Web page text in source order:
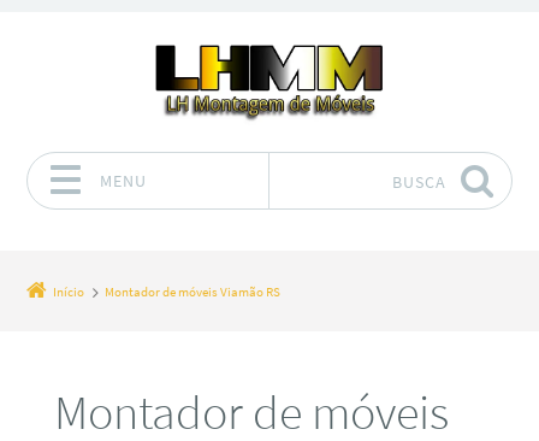
MENU BUSCA
Início Montador de móveis Viamão RS
Montador de móveis